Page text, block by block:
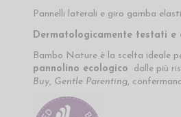
Pannelli laterali e giro gamba
Dermatologicamente testati e
Bambo Nature è la scelta ideale
pannolino ecologico dalle più
Buy, Gentle Parenting,